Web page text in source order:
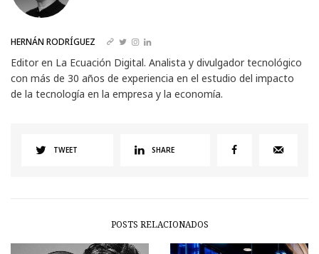
HERNÁN RODRÍGUEZ
Editor en La Ecuación Digital. Analista y divulgador tecnológico
con más de 30 años de experiencia en el estudio del impacto
de la tecnología en la empresa y la economía.
TWEET SHARE
POSTS RELACIONADOS